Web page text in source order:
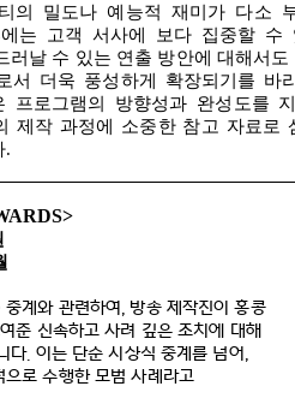
의 밀도나 예능적 재미가 다소
에는 고객 서사에 보다 집중할 수
러날 수 있는 연출 방안에 대해서
서 더욱 풍성하게 확장되기를 바
프로그램의 방향성과 완성도를
제작 과정에 소중한 참고 자료로
.
중계와 관련하여, 방송 제작진이 홍콩
준 신속하고 사려 깊은 조치에 대해
다. 이는 단순 시상식 중계를 넘어,
로 수행한 모범 사례라고